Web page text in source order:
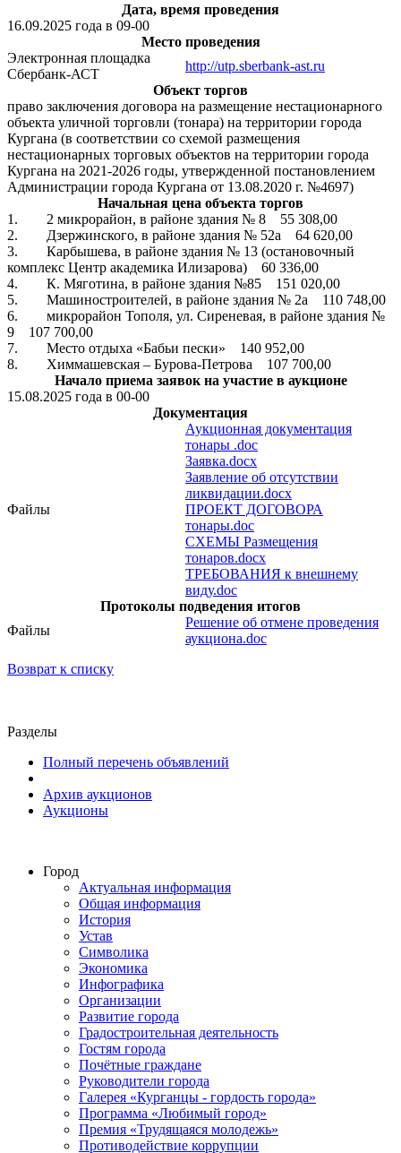
Дата, время проведения
16.09.2025 года в 09-00
Место проведения
Электронная площадка
Сбербанк-АСТ
http://utp.sberbank-ast.ru
Объект торгов
право заключения договора на размещение нестационарного
объекта уличной торговли (тонара) на территории города
Кургана (в соответствии со схемой размещения
нестационарных торговых объектов на территории города
Кургана на 2021-2026 годы, утвержденной постановлением
Администрации города Кургана от 13.08.2020 г. №4697)
Начальная цена объекта торгов
1. 2 микрорайон, в районе здания № 8 55 308,00
2. Дзержинского, в районе здания № 52а 64 620,00
3. Карбышева, в районе здания № 13 (остановочный
комплекс Центр академика Илизарова) 60 336,00
4. К. Мяготина, в районе здания №85 151 020,00
5. Машиностроителей, в районе здания № 2а 110 748,00
6. микрорайон Тополя, ул. Сиреневая, в районе здания №
9 107 700,00
7. Место отдыха «Бабьи пески» 140 952,00
8. Химмашевская – Бурова-Петрова 107 700,00
Начало приема заявок на участие в аукционе
15.08.2025 года в 00-00
Документация
Файлы
Аукционная документация
тонары .doc
Заявка.docx
Заявление об отсутствии
ликвидации.docx
ПРОЕКТ ДОГОВОРА
тонары.doc
СХЕМЫ Размещения
тонаров.docx
ТРЕБОВАНИЯ к внешнему
виду.doc
Протоколы подведения итогов
Файлы
Решение об отмене проведения
аукциона.doc
Возврат к списку
Разделы
Полный перечень объявлений
Архив аукционов
Аукционы
Город
Актуальная информация
Общая информация
История
Устав
Символика
Экономика
Инфографика
Организации
Развитие города
Градостроительная деятельность
Гостям города
Почётные граждане
Руководители города
Галерея «Курганцы - гордость города»
Программа «Любимый город»
Премия «Трудящаяся молодежь»
Противодействие коррупции